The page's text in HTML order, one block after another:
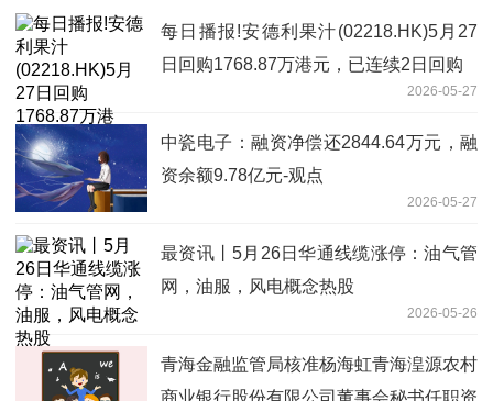
每日播报!安德利果汁(02218.HK)5月27
日回购1768.87万港元，已连续2日回购
2026-05-27
中瓷电子：融资净偿还2844.64万元，融
资余额9.78亿元-观点
2026-05-27
最资讯丨5月26日华通线缆涨停：油气管
网，油服，风电概念热股
2026-05-26
青海金融监管局核准杨海虹青海湟源农村
商业银行股份有限公司董事会秘书任职资